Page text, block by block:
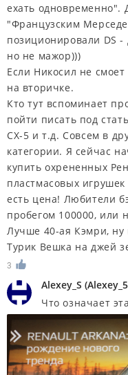
ехать одновременно".
"Французским
позиционировали DS
но не мажор)))
Если Никосил не
на вторичке.
Кто тут вспоминает
пойти писать под
CX-5 и т.д. Совсем в
категории. Я сейчас
купить охрененных
пластмасовых
есть цена! Любители
пробегом 100000, или
Лучше 40-ая Кэмри, ну
Турик Вешка на джей
3
Alexey_S (Alexey_5
Что означает